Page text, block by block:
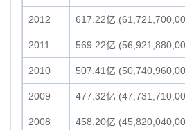
2012 617.22亿
2011 569.22亿
2010 507.41亿
2009 477.32亿
2008 458.20亿